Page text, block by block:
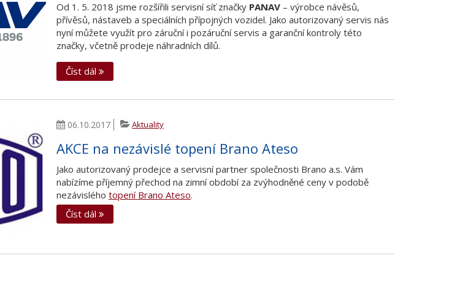
Od 1. 5. 2018 jsme rozšířili servisní síť značky PANAV – výrobce návěsů,
přívěsů, nástaveb a speciálních přípojných vozidel. Jako autorizovaný servis nás
nyní můžete využít pro záruční i pozáruční servis a garanční kontroly této
značky, včetně prodeje náhradních dílů.
Číst dál
06.10.2017 Aktuality
AKCE na nezávislé topení Brano Ateso
Jako autorizovaný prodejce a servisní partner společnosti Brano a.s. Vám
nabízíme příjemný přechod na zimní období za zvýhodněné ceny v podobě
nezávisléhotopení Brano Ateso.
Číst dál